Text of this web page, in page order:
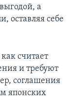
а
оставляя себе
считает
и требуют
соглашения
японских